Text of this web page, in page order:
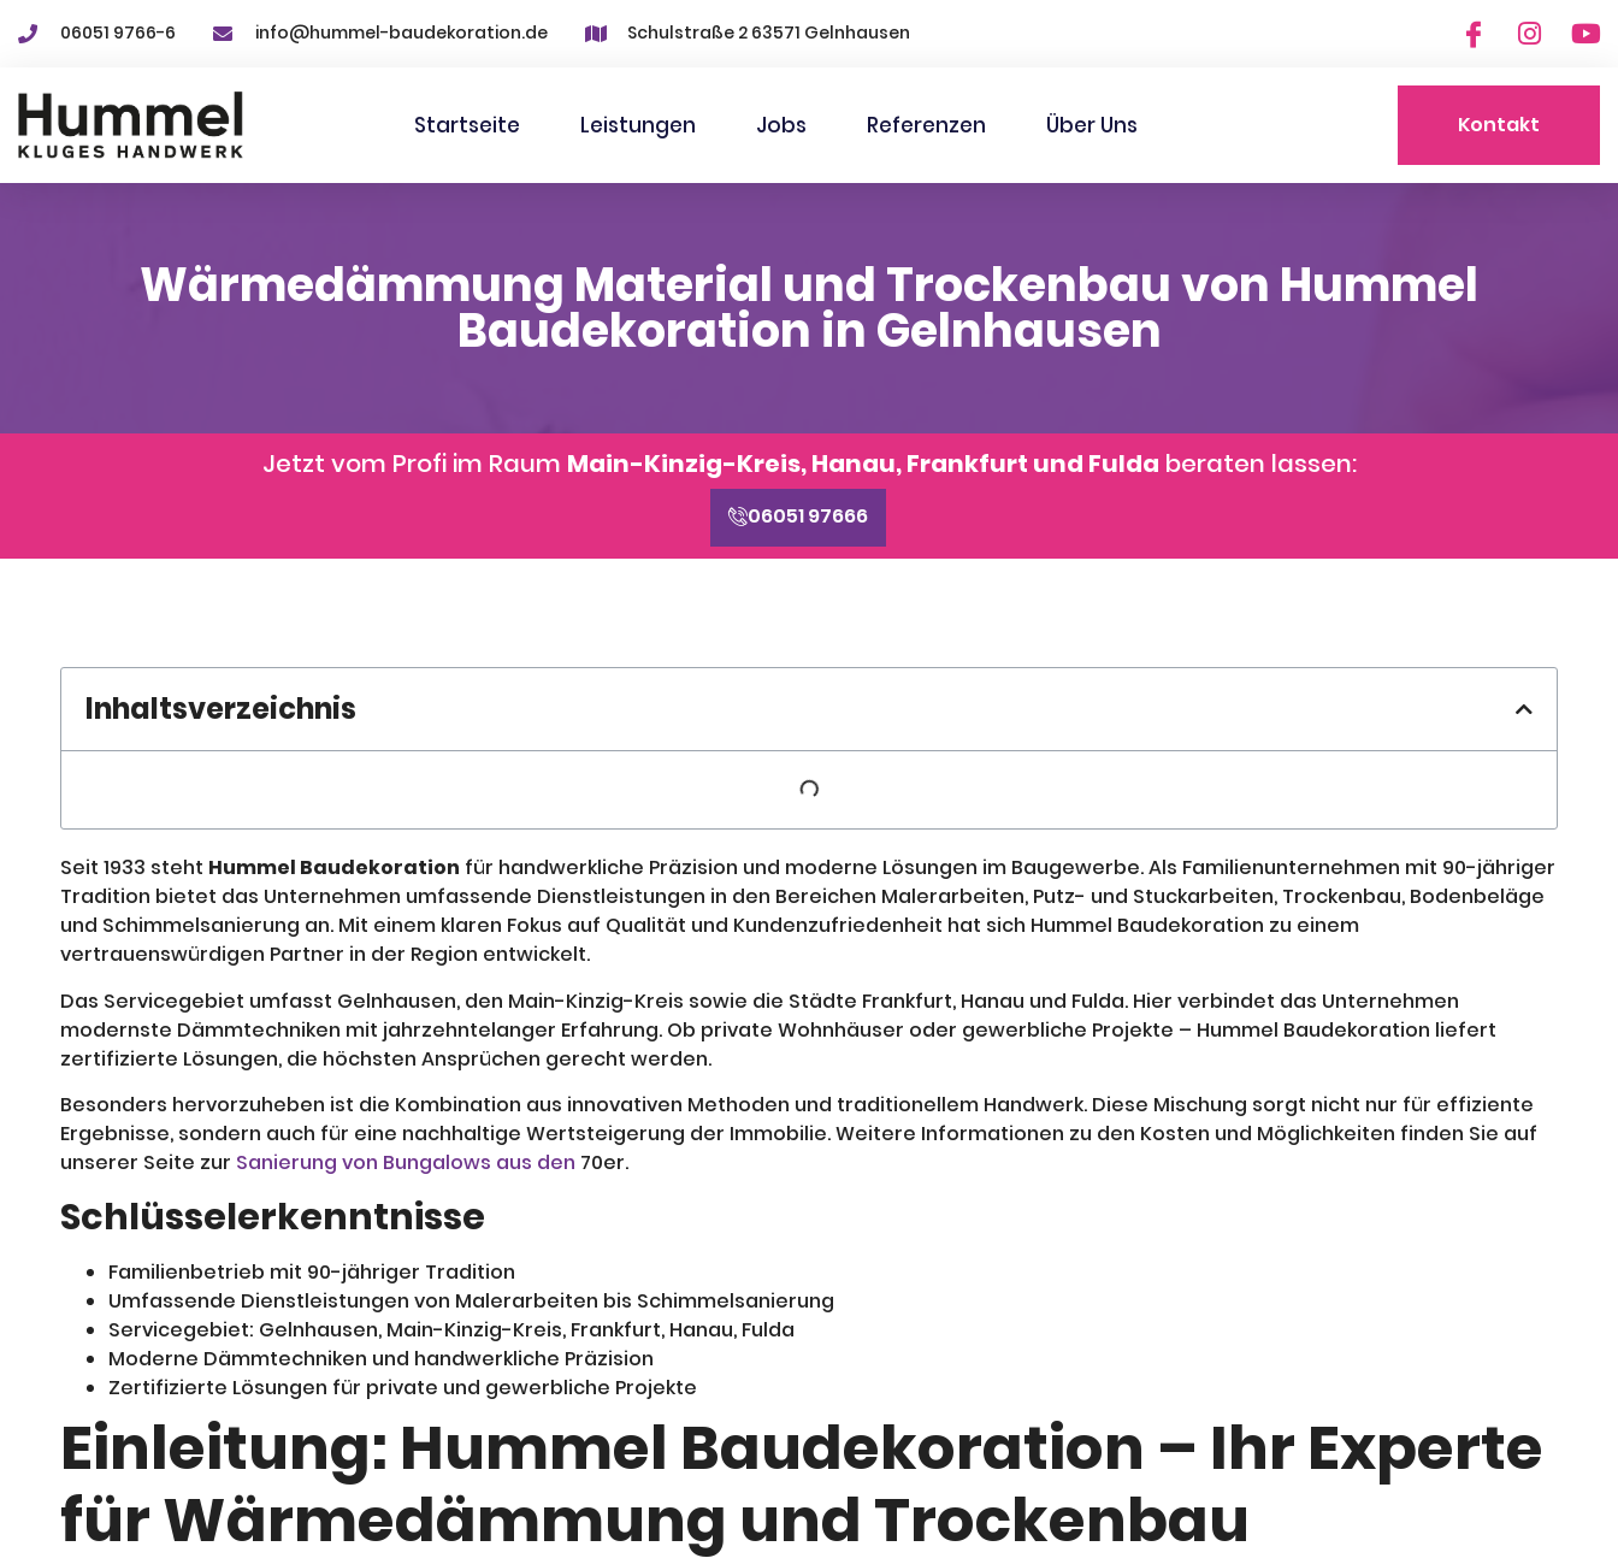
06051 9766-6 info@hummel-baudekoration.de Schulstraße 2 63571 Gelnhausen
Startseite Leistungen Jobs Referenzen Über Uns Kontakt
Wärmedämmung Material und Trockenbau von Hummel
Baudekoration in Gelnhausen
Jetzt vom Profi im Raum Main-Kinzig-Kreis, Hanau, Frankfurt und Fulda beraten lassen:
06051 97666
Inhaltsverzeichnis
Seit 1933 steht Hummel Baudekoration für handwerkliche Präzision und moderne Lösungen im Baugewerbe. Als Familienunternehmen mit 90-jähriger
Tradition bietet das Unternehmen umfassende Dienstleistungen in den Bereichen Malerarbeiten, Putz- und Stuckarbeiten, Trockenbau, Bodenbeläge
und Schimmelsanierung an. Mit einem klaren Fokus auf Qualität und Kundenzufriedenheit hat sich Hummel Baudekoration zu einem
vertrauenswürdigen Partner in der Region entwickelt.
Das Servicegebiet umfasst Gelnhausen, den Main-Kinzig-Kreis sowie die Städte Frankfurt, Hanau und Fulda. Hier verbindet das Unternehmen
modernste Dämmtechniken mit jahrzehntelanger Erfahrung. Ob private Wohnhäuser oder gewerbliche Projekte – Hummel Baudekoration liefert
zertifizierte Lösungen, die höchsten Ansprüchen gerecht werden.
Besonders hervorzuheben ist die Kombination aus innovativen Methoden und traditionellem Handwerk. Diese Mischung sorgt nicht nur für effiziente
Ergebnisse, sondern auch für eine nachhaltige Wertsteigerung der Immobilie. Weitere Informationen zu den Kosten und Möglichkeiten finden Sie auf
unserer Seite zur Sanierung von Bungalows aus den 70er.
Schlüsselerkenntnisse
Familienbetrieb mit 90-jähriger Tradition
Umfassende Dienstleistungen von Malerarbeiten bis Schimmelsanierung
Servicegebiet: Gelnhausen, Main-Kinzig-Kreis, Frankfurt, Hanau, Fulda
Moderne Dämmtechniken und handwerkliche Präzision
Zertifizierte Lösungen für private und gewerbliche Projekte
Einleitung: Hummel Baudekoration – Ihr Experte
für Wärmedämmung und Trockenbau